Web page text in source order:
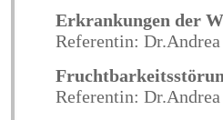
Erkrankungen der
Referentin:
Referentin: